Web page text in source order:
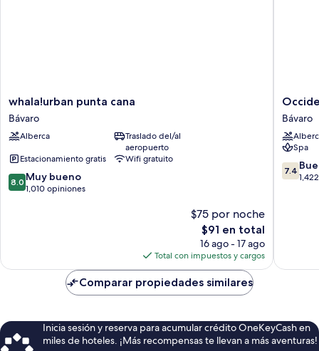
whala!urban
punta
cana
Bávaro
whala!urban punta cana
Bávaro
Alberca
Traslado del/al
aeropuerto
Estacionamiento gratis
Wifi gratuito
8.0
de
8.0 Muy bueno
1,010 opiniones
$75 por noche
El
precio
actual
es
de
$91
$91 en total
16 ago - 17 ago
Total con impuestos y cargos
Caribe
-
All
Inclusive
Bávaro
Bávaro
Spa
7.4
de
7.4
Comparar propiedades similares
Inicia sesión y reserva para acumular crédito OneKeyCash en
miles de hoteles. ¡Más recompensas te llevan a más aventuras!